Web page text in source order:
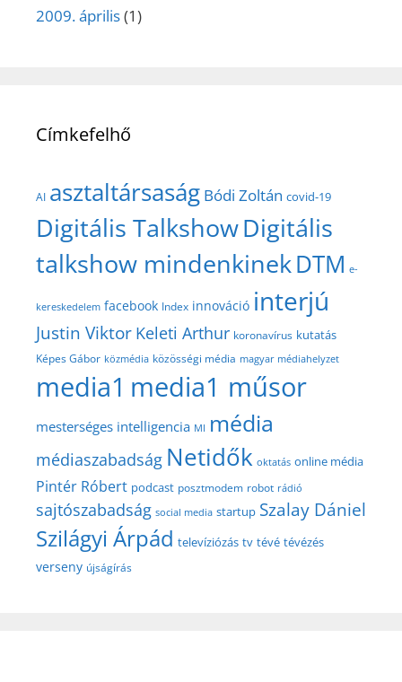
2009. április(1)
Címkefelhő
AI asztaltársaság Bódi Zoltán covid-19
Digitális TalkshowDigitális
talkshow mindenkinekDTM e-
kereskedelem facebook Index innováció interjú
Justin Viktor Keleti Arthur koronavírus kutatás
Képes Gábor közmédia közösségi média magyar médiahelyzet
media1 media1 műsor
mesterséges intelligencia MI média
médiaszabadság Netidők oktatás online média
Pintér Róbert podcast posztmodem robot rádió
sajtószabadság social media startup Szalay Dániel
Szilágyi Árpád televíziózás tv tévé tévézés
verseny újságírás